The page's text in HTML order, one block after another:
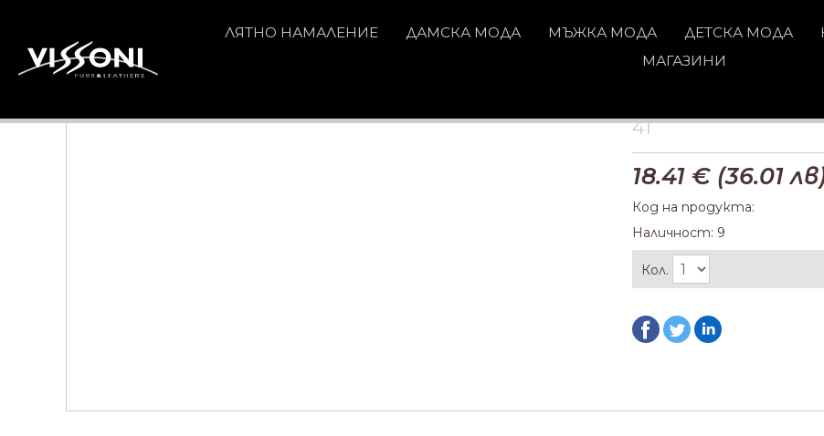
ЛЯТНО НАМАЛЕНИЕ ДАМСКА МОДА МЪЖКА МОДА ДЕТСКА МОДА
МАГАЗИНИ
41
18.41 € (36.01
Код на продукта:
Наличност: 9
Кол.